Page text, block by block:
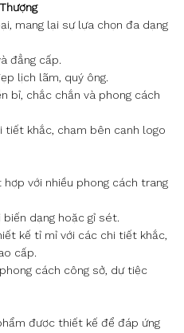
mang lại sự lựa chọn đa dạng
đẳng cấp.
lịch lãm, quý ông.
bỉ, chắc chắn và phong cách
khắc, chạm bên cạnh logo
với nhiều phong cách trang
dạng hoặc gỉ sét.
kế tỉ mỉ với các chi tiết khắc,
cấp.
cách công sở, dự tiệc
được thiết kế để đáp ứng